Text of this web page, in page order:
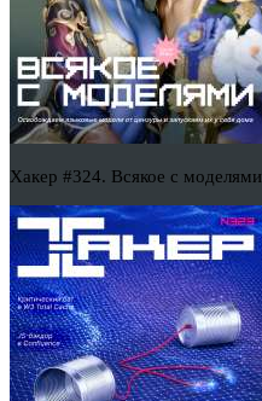
Хакер #324. Всякое с моделями